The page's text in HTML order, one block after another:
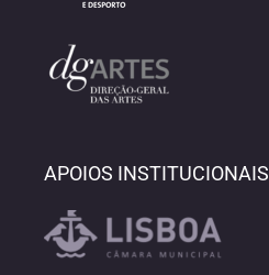
APOIOS INSTITUCIONAIS